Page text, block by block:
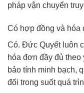
pháp vận chuyển
Có hợp đồng và hóa
Có. Đức Quyết luôn
hóa đơn đầy đủ
bảo tính minh bạch,
đối trong suốt quá